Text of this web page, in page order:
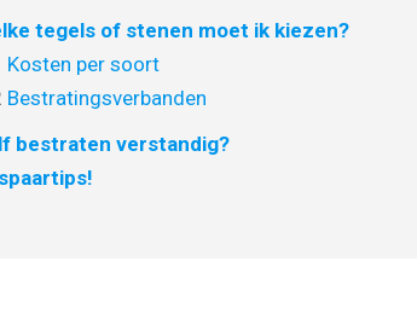
tegels of stenen moet ik kiezen?
Kosten per soort
Bestratingsverbanden
bestraten verstandig?